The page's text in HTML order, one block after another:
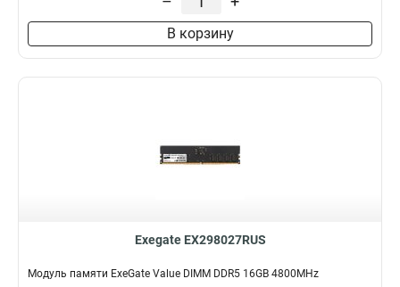
В корзину
Exegate EX298027RUS
Модуль памяти ExeGate Value DIMM DDR5 16GB 4800MHz